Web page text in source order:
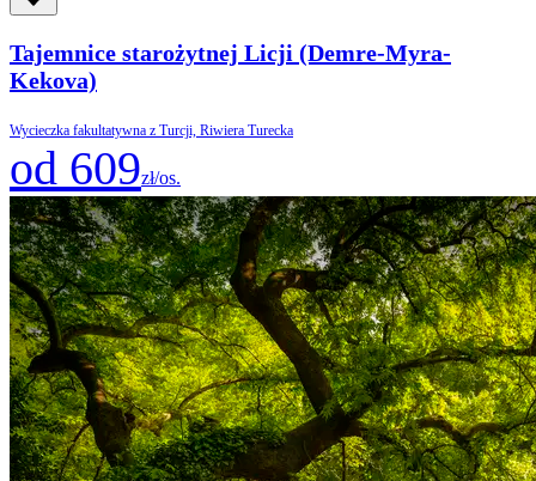
Tajemnice starożytnej Licji (Demre-Myra-
Kekova)
Wycieczka fakultatywna z Turcji, Riwiera Turecka
od 609zł/os.